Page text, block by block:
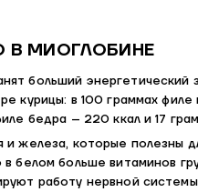
В МИОГЛОБИНЕ
больший энергетический
курицы: в 100 граммах филе
бедра – 220 ккал и 17
и железа, которые полезны
белом больше витаминов
работу нервной